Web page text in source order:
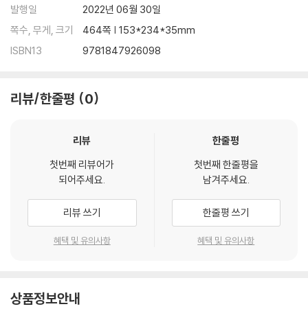
many mysteries which lie unsolved.
Ed Yong coaxes us beyond the confines of our own senses, all
owing us to perceive the threads of scent, waves of electrom
order to understand our world we don't need to travel to othe
r places; we need to see through other eyes.
'A stunning achievement - steeped in science but suffus
Siddhartha Mukherjee, author The Emperor of All Maladie
'Magnificent - an unbelievably immersive and mind-blowi
ng account of how other animals experience our world'
'A delightful sensory experience: to see the world throug
발행일
2022년 06월 30일
쪽수, 무게, 크기
464쪽 | 153*234*35mm
ISBN13
9781847926098
리뷰/한줄평 0
리뷰
첫번째 리뷰어가
되어주세요.
리뷰 쓰기
혜택 및 유의사항
한줄평
첫번째 한줄평을
남겨주세요.
한줄평 쓰기
혜택 및 유의사항
상품정보안내